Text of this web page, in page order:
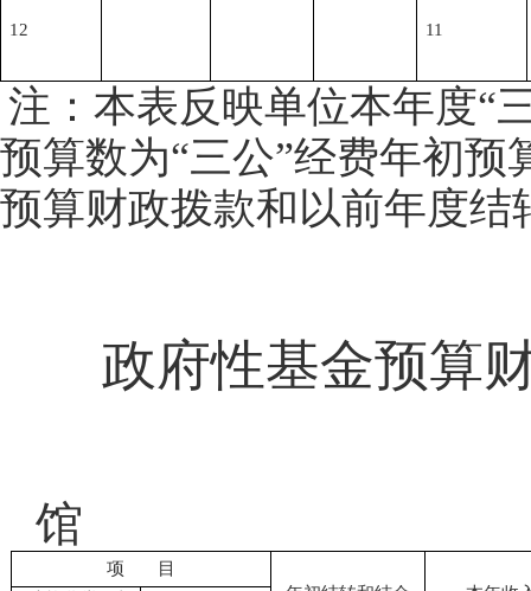
12 11
注：本表反映单位本年度“
预算数为“三公”经费年初
预算财政拨款和以前年度
政府性基金预算
馆
项 目